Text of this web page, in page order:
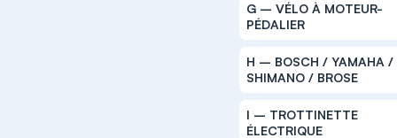
G – VÉLO À MOTEUR-
PÉDALIER
H – BOSCH / YAMAHA /
SHIMANO / BROSE
I – TROTTINETTE
ÉLECTRIQUE